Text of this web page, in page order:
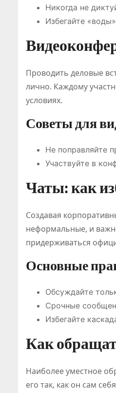
Никогда не
Избегайте
Проводить деловые
лично. Каждому
условиях.
Советы для
Не поправляйте
Участвуйте в
Чаты: как
Создавая
неформальные, и
придерживаться
Основные
Обсуждайте
Срочные
Избегайте
Как
Наиболее уместное
его так, как он сам